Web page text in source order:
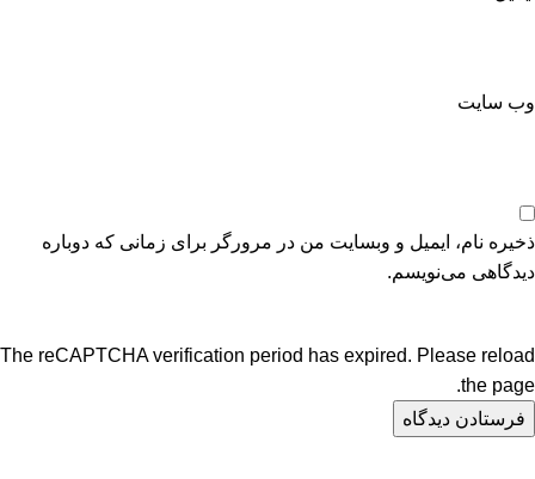
وب‌ سایت
ذخیره نام، ایمیل و وبسایت من در مرورگر برای زمانی که دوباره
دیدگاهی می‌نویسم.
The reCAPTCHA verification period has expired. Please reload
the page.